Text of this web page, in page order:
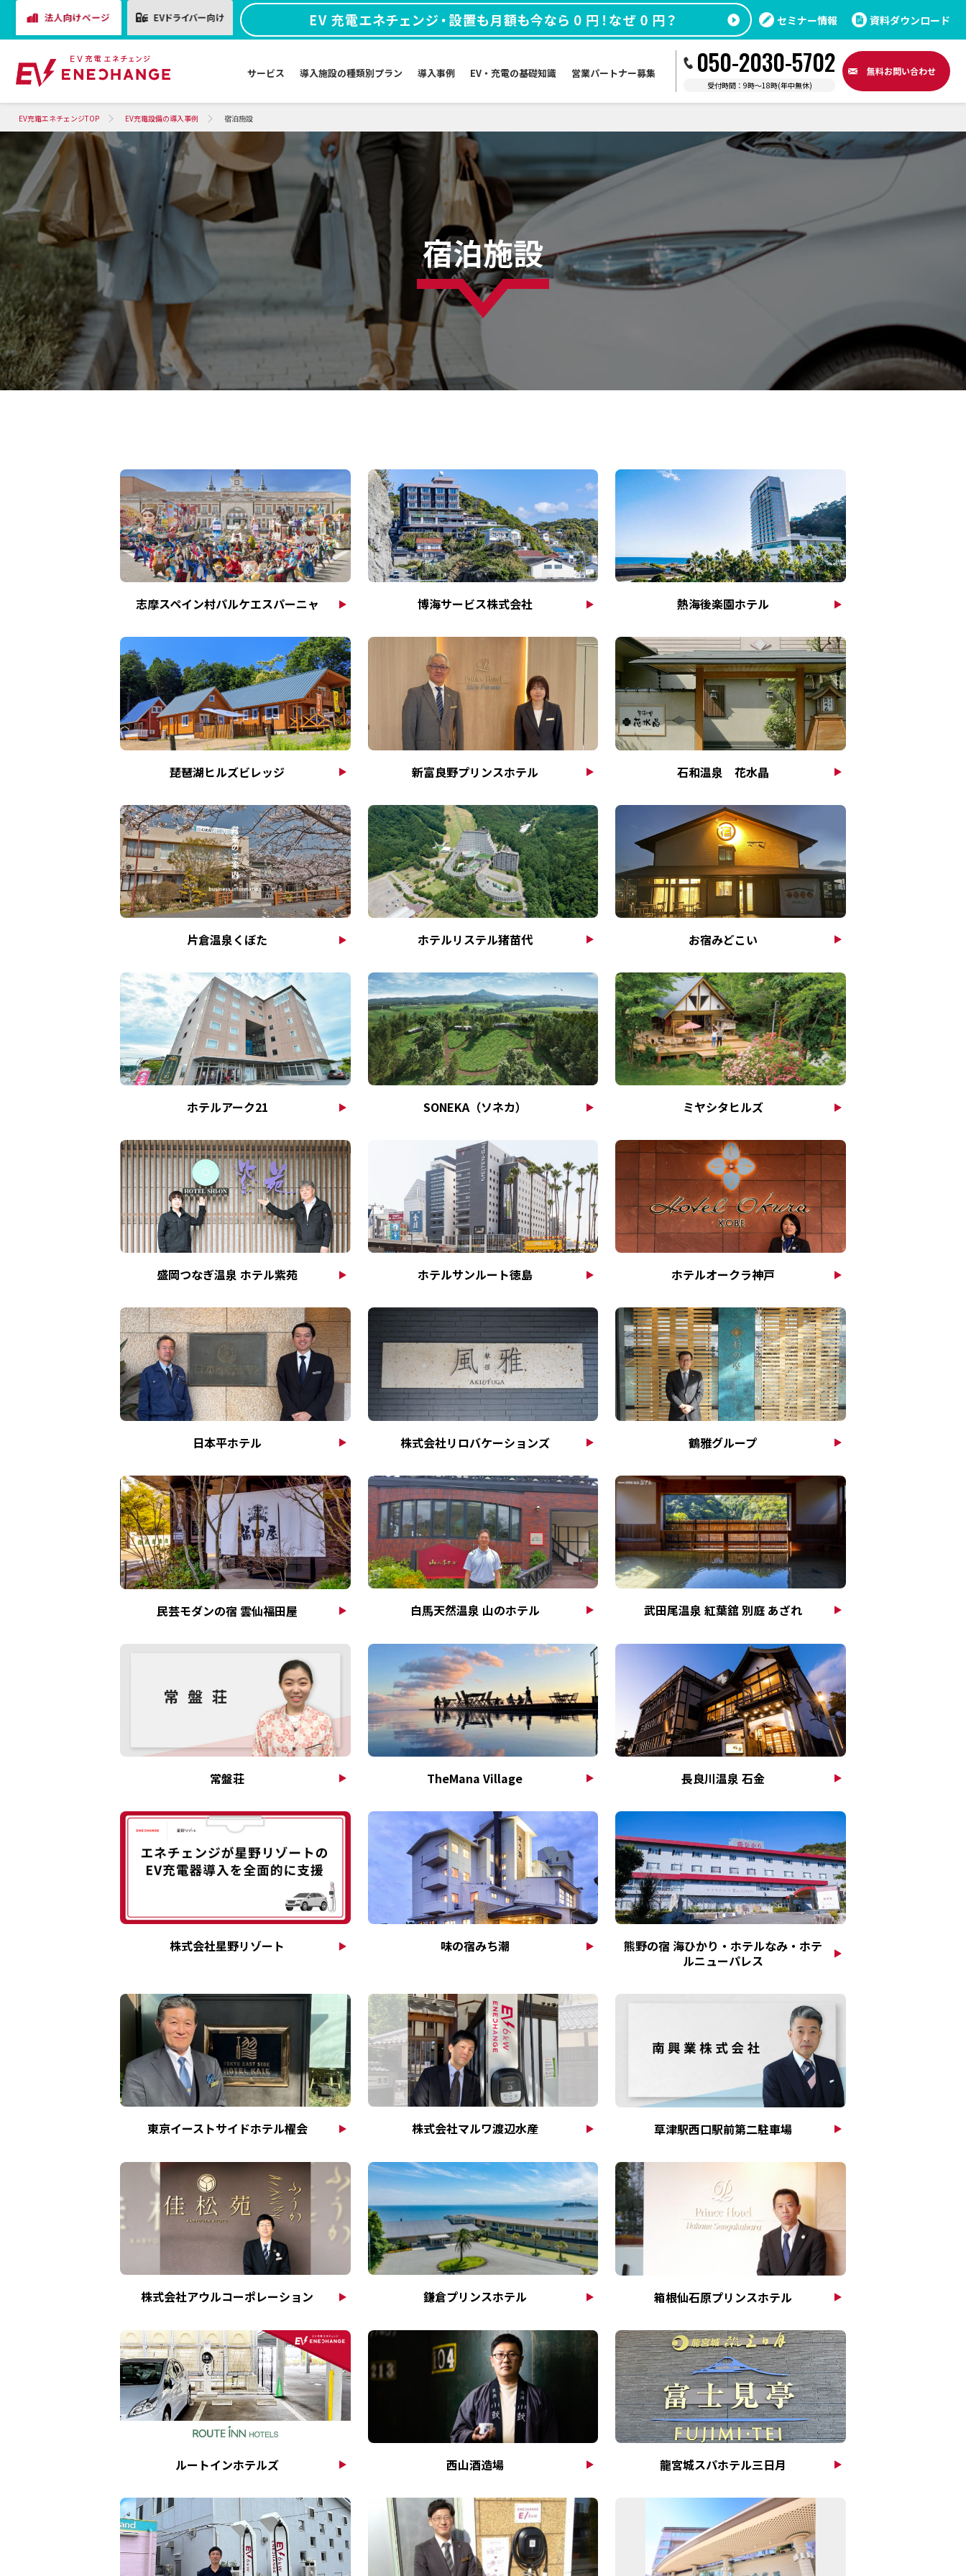
セミナー情報 資料ダウンロード
サービス 導入施設の種類別プラン 導入事例 EV・充電の基礎知識 営業パートナー募集 050-2030-5702
受付時間：9時〜18時(年中無休)
無料お問い合わせ
EV充電エネチェンジTOP EV充電設備の導入事例 宿泊施設
宿泊施設
志摩スペイン村パルケエスパーニャ 博海サービス株式会社 熱海後楽園ホテル
琵琶湖ヒルズビレッジ 新富良野プリンスホテル 石和温泉 花水晶
片倉温泉くぼた ホテルリステル猪苗代 お宿みどこい
ホテルアーク21 SONEKA（ソネカ） ミヤシタヒルズ
盛岡つなぎ温泉 ホテル紫苑 ホテルサンルート徳島 ホテルオークラ神戸
日本平ホテル 株式会社リロバケーションズ 鶴雅グループ
民芸モダンの宿 雲仙福田屋 白馬天然温泉 山のホテル 武田尾温泉 紅葉舘 別庭 あざれ
常盤荘 TheMana Village 長良川温泉 石金
株式会社星野リゾート 味の宿みち潮
熊野の宿 海ひかり・ホテルなみ・ホテ
ルニューパレス
東京イーストサイドホテル櫂会 株式会社マルワ渡辺水産 草津駅西口駅前第二駐車場
株式会社アウルコーポレーション 鎌倉プリンスホテル 箱根仙石原プリンスホテル
ルートインホテルズ 西山酒造場 龍宮城スパホテル三日月